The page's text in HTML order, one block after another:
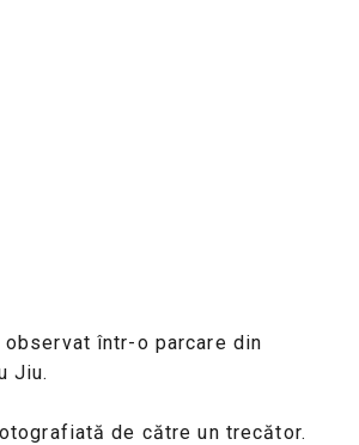
într-o parcare din
Jiu.
de către un trecător.